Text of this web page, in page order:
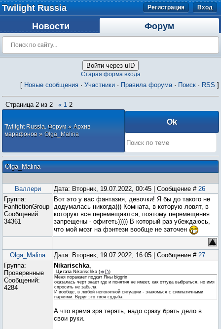
Twilight Russia Регистрация Вход
Новости Форум
Войти через uID
Старая форма входа
[ Новые сообщения · Участники · Правила форума· Поиск · RSS ]
Страница 2 из 2 « 1 2
Twilight Russia. Форум » Архив
марафонов » Olga_Malina
Olga_Malina
Валлери Дата: Вторник, 19.07.2022, 00:45 | Сообщение # 26
Группа:
FanfictionGroup
Сообщений:
34361
Вот это у вас фантазия, девочки! Я бы до такого не
додумалась никогда))) Комната, в которую ловят, в
которую все перемещаются, поэтому перемещения
запрещены - офигеть))))) В который раз убеждаюсь,
что мой мозг на фэнтези вообще не заточен
Olga_Malina Дата: Вторник, 19.07.2022, 16:05 | Сообщение # 27
Группа:
Проверенные
Сообщений:
4284
Nikarischka,
Цитата Nikarischka (
)
Меня поражает подкат Яны biggrin
оказалась черт знает где и понятия не имеет, как оттуда выбраться, но имя
спросить не забыла.
И вообще, в любой непонятной ситуации - знакомься с симпатичными
парнями. Вдруг это твоя судьба.
А что время зря терять, надо сразу брать дело в
свои руки.